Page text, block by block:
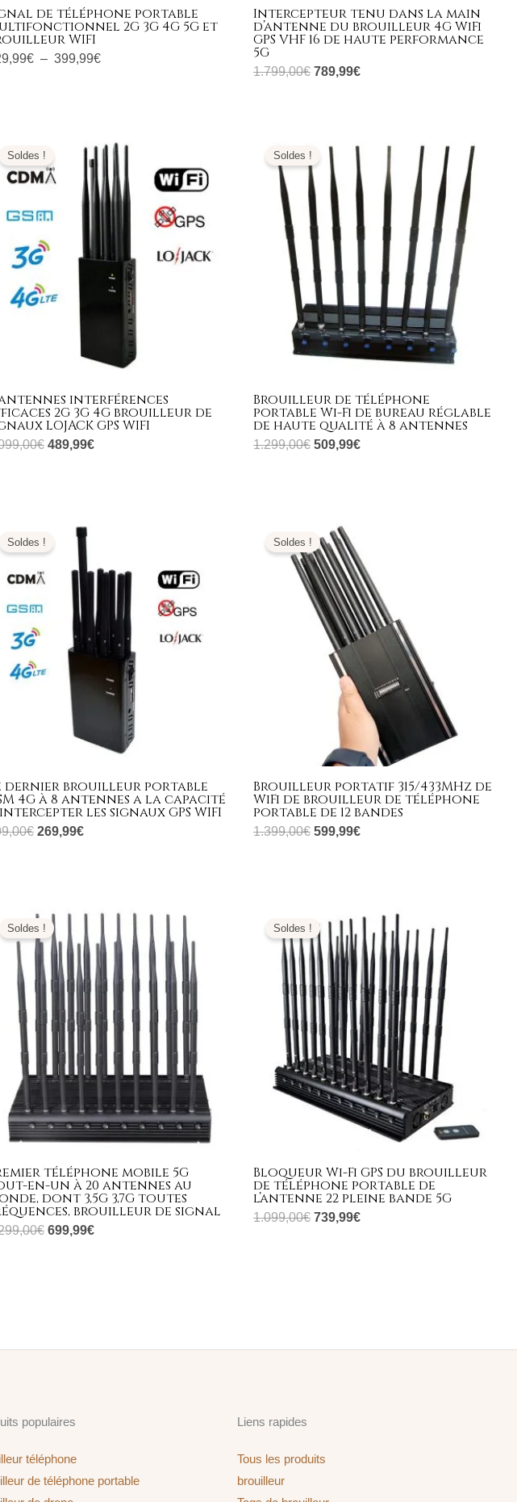
de téléphone portable
2G 3G 4G 5G et
WIFI
€ – 399,99€
Intercepteur tenu dans la main
d’antenne du brouilleur 4G WiFi
GPS VHF 16 de haute performance
5G
1.799,00€ 789,99€
Soldes !
interférences
2G 3G 4G brouilleur de
LOJACK GPS WIFI
€
initial
était :
1.099,00€.
489,99€
prix
actuel
est :
489,99€.
Soldes !
Brouilleur de téléphone
portable Wi-Fi de bureau réglable
de haute qualité à 8 antennes
1.299,00€
prix
initial
était :
1.299,00€.
509,99€
actuel
est :
509,99€.
Soldes !
dernier brouilleur portable
4G à 8 antennes a la capacité
les signaux GPS WIFI
€
initial
599,00€.
269,99€
prix
actuel
est :
269,99€.
Soldes !
Brouilleur portatif 315/433MHz de
WiFi de brouilleur de téléphone
portable de 12 bandes
1.399,00€
prix
initial
était :
1.399,00€.
599,99€
est :
599,99€.
Soldes !
téléphone mobile 5G
en-un à 20 antennes au
dont 3,5G 3,7G toutes
brouilleur de signal
€
prix
initial
était :
1.299,00€.
699,99€
prix
actuel
est :
699,99€.
Soldes !
Bloqueur Wi-Fi GPS du brouilleur
de téléphone portable de
l’antenne 22 pleine bande 5G
1.099,00€
prix
initial
était :
1.099,00€.
739,99€
prix
actuel
est :
739,99€.
populaires
téléphone
de téléphone portable
Liens rapides
Tous les produits
brouilleur